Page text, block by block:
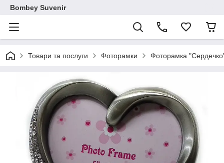
Bombey Suvenir
Товари та послуги Фоторамки Фоторамка